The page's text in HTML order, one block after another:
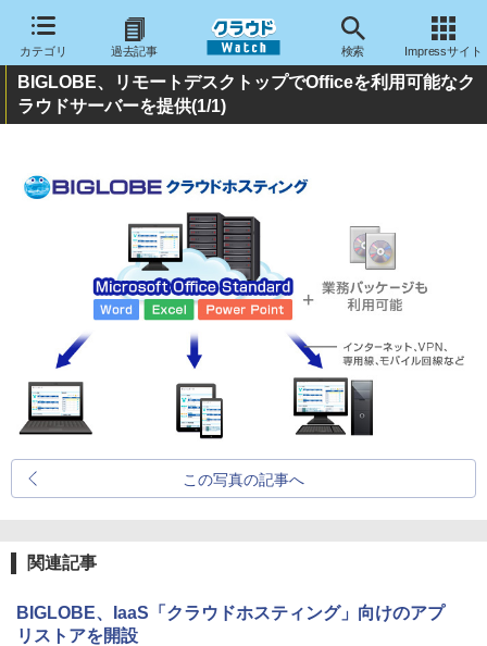
カテゴリ 過去記事 検索 Impressサイト
BIGLOBE、リモートデスクトップでOfficeを利用可能なク
ラウドサーバーを提供(1/1)
この写真の記事へ
関連記事
BIGLOBE、IaaS「クラウドホスティング」向けのアプ
リストアを開設